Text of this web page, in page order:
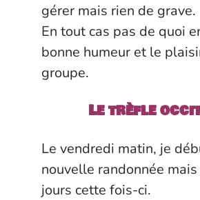
gérer mais rien de grave.
En tout cas pas de quoi
bonne humeur et le
groupe.
Le trèfle
Le vendredi matin, je
nouvelle randonnée
jours cette fois-ci.